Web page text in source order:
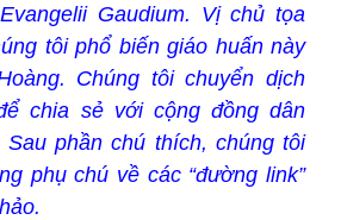
Gaudium. Vị chủ tọa
tôi phổ biến giáo huấn này
Chúng tôi chuyển dịch
chia sẻ với cộng đồng dân
Sau phần chú thích, chúng tôi
phụ chú về các “đường link”